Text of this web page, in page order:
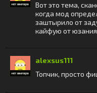
Вот это тема,
когда мод
заштырило от
кайфую от
alexsus111
Топчик, просто